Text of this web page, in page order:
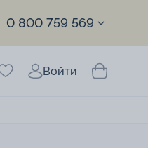
0 800 759 569
Войти